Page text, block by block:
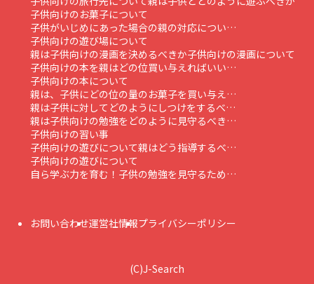
子供向けのお菓子について
子供がいじめにあった場合の親の対応につい…
子供向けの遊び場について
親は子供向けの漫画を決めるべきか子供向けの漫画について
子供向けの本を親はどの位買い与えればいい…
子供向けの本について
親は、子供にどの位の量のお菓子を買い与え…
親は子供に対してどのようにしつけをするべ…
親は子供向けの勉強をどのように見守るべき…
子供向けの習い事
子供向けの遊びについて親はどう指導するべ…
子供向けの遊びについて
自ら学ぶ力を育む！子供の勉強を見守るため…
お問い合わせ運営社情報プライバシーポリシー
(C)J-Search